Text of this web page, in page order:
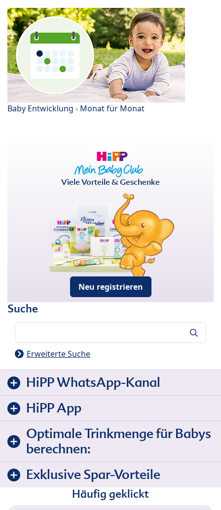
Baby Entwicklung - Monat für Monat
Viele Vorteile & Geschenke
Neu registrieren
Suche
Erweiterte Suche
HiPP WhatsApp-Kanal
HiPP App
Optimale Trinkmenge für Babys
berechnen:
Exklusive Spar-Vorteile
Häufig geklickt